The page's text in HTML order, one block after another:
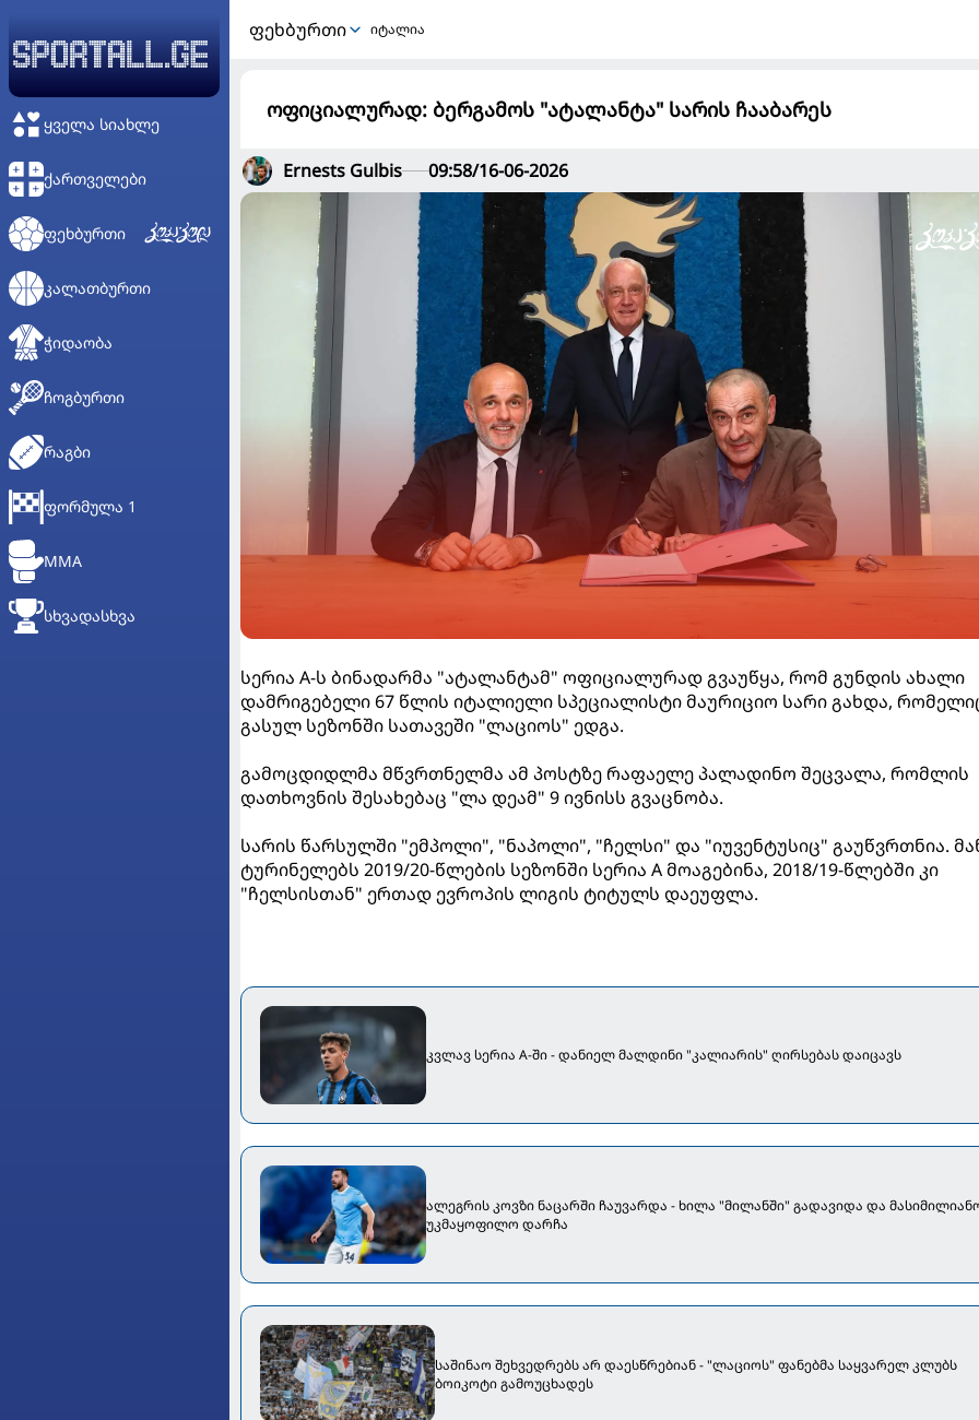
ᲧᲕᲔᲚᲐ ᲡᲘᲐᲮᲚᲔ
ᲥᲐᲠᲗᲕᲔᲚᲔᲑᲘ
ᲤᲔᲮᲑᲣᲠᲗᲘ
ᲙᲐᲚᲐᲗᲑᲣᲠᲗᲘ
ᲭᲘᲓᲐᲝᲑᲐ
ᲩᲝᲒᲑᲣᲠᲗᲘ
ᲠᲐᲒᲑᲘ
ᲤᲝᲠᲛᲣᲚᲐ 1
MMA
ᲡᲮᲕᲐᲓᲐᲡᲮᲕᲐ
ᲤᲔᲮᲑᲣᲠᲗᲘ იტალია
ოფიციალურად: ბერგამოს "ატალანტა" სარის ჩააბარეს
Ernests Gulbis 09:58/16-06-2026
სერია A-ს ბინადარმა "ატალანტამ" ოფიციალურად გვაუწყა, რომ გუნდის ახალი
დამრიგებელი 67 წლის იტალიელი სპეციალისტი მაურიციო სარი გახდა,
გასულ სეზონში სათავეში "ლაციოს" ედგა.
გამოცდიდლმა მწვრთნელმა ამ პოსტზე რაფაელე პალადინო შეცვალა, რომლის
დათხოვნის შესახებაც "ლა დეამ" 9 ივნისს გვაცნობა.
სარის წარსულში "ემპოლი", "ნაპოლი", "ჩელსი" და "იუვენტუსიც" გაუწვრთნია.
ტურინელებს 2019/20-წლების სეზონში სერია A მოაგებინა, 2018/19-წლებში კი
"ჩელსისთან" ერთად ევროპის ლიგის ტიტულს დაეუფლა.
კვლავ სერია A-ში - დანიელ მალდინი "კალიარის" ღირსებას დაიცავს
ალეგრის კოვზი ნაცარში ჩაუვარდა - ხილა "მილანში" გადავიდა და
უკმაყოფილო დარჩა
საშინაო შეხვედრებს არ დაესწრებიან - "ლაციოს" ფანებმა საყვარელ კლუბს
ბოიკოტი გამოუცხადეს